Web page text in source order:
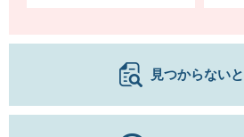
見つからない